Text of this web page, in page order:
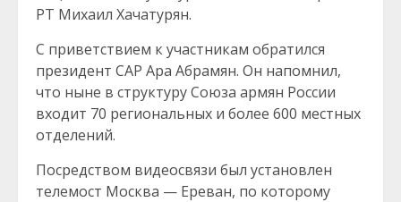
РТ Михаил Хачатурян.
С приветствием к участникам обратился
президент САР Ара Абрамян. Он напомнил,
что ныне в структуру Союза армян России
входит 70 региональных и более 600 местных
отделений.
Посредством видеосвязи был установлен
телемост Москва — Ереван, по которому